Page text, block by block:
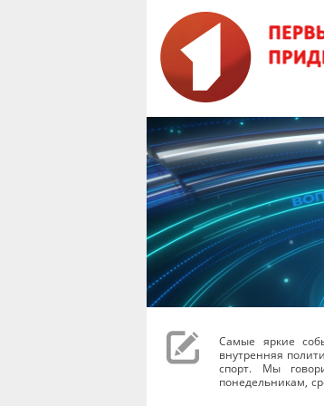
Самые яркие
внутренняя
спорт. Мы
понедельникам,